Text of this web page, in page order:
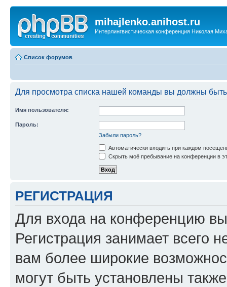
mihajlenko.anihost.ru
Интерлингвистическая конференция Николая
Список форумов
Для просмотра списка нашей команды вы должны
Имя пользователя:
Пароль:
Забыли пароль?
Автоматически входить при каждом
Скрыть моё пребывание на конференции в
РЕГИСТРАЦИЯ
Для входа на конференцию
Регистрация занимает всего
вам более широкие
могут быть установлены